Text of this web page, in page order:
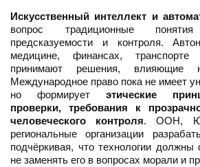
Искусственный интеллект и
вопрос традиционные понятия
предсказуемости и контроля.
медицине, финансах,
принимают решения, влияющие
Международное право пока не имеет
но формирует этические
проверки, требования к
человеческого контроля. ООН,
региональные организации
подчёркивая, что технологии должны
не заменять его в вопросах морали и